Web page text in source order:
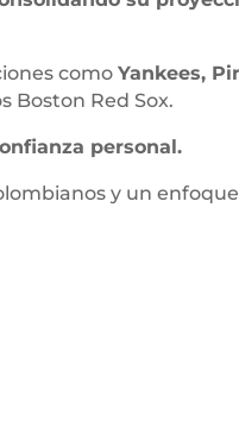
comoYankees,
Boston Red Sox.
personal.
y un